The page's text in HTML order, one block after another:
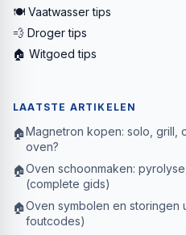
🍽️ Vaatwasser tips
💨 Droger tips
🏠 Witgoed tips
LAATSTE ARTIKELEN
🏠Magnetron kopen: solo, grill,
oven?
🏠Oven schoonmaken:
(complete gids)
🏠Oven symbolen en storingen
foutcodes)